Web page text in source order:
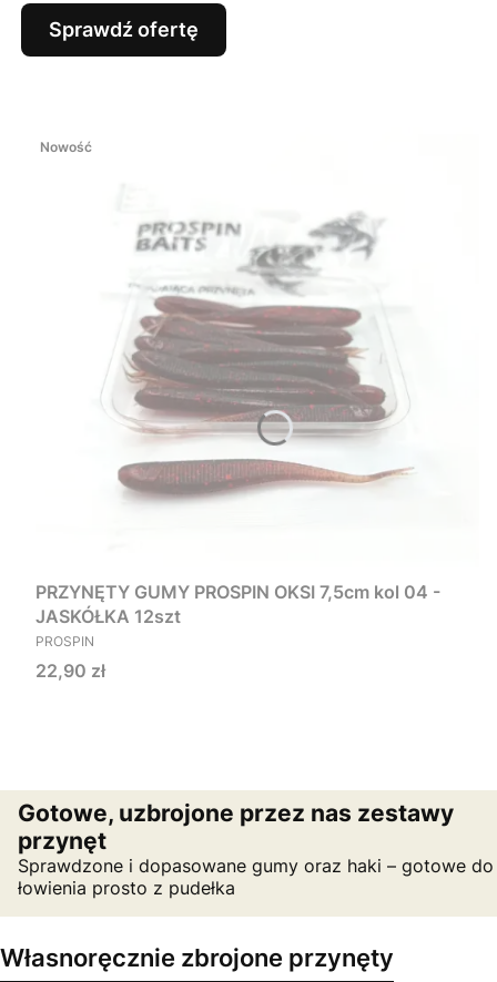
Sprawdź ofertę
Nowość
PRZYNĘTY GUMY PROSPIN OKSI 7,5cm kol 04 -
JASKÓŁKA 12szt
PRODUCENT
PROSPIN
Cena
22,90 zł
Gotowe, uzbrojone przez nas zestawy
przynęt
Sprawdzone i dopasowane gumy oraz haki – gotowe do
łowienia prosto z pudełka
Własnoręcznie zbrojone przynęty